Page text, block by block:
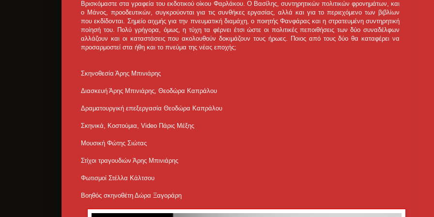
Βρισκόμαστε στα γραφεία του εκδοτικού οίκου Φαρλάκου. Ο Βασίλης, συντηρητικών πολιτικών φρονημάτων, και
ο Μάνος, προοδευτικών, συγκρούονται για τις συνθήκες εργασίας, αλλά και για το περιεχόμενο των βιβλίων
που εκδίδονται. Σημείο αιχμής για την πνευματική διαμάχη, ο ποιητής Φανφάρας και η στρατευμένη συντηρητική
ποίησή του. Πολύ γρήγορα, όμως, η τύχη τα φέρνει έτσι ώστε οι πολιτικές πεποιθήσεις των δύο συναδέλφων
αλλάζουν και οι καταστάσεις που ακολουθούν δοκιμάζουν τους ήρωες. Ποιος από τους δύο θα καταφέρει να
προσαρμοστεί στα ήθη και το πνεύμα της νέας εποχής;
Σκηνοθεσία Άρης Μπινιάρης
Διασκευή Άρης Μπινιάρης, Θεοδώρα Καπράλου
Δραματουργική επεξεργασία Θεοδώρα Καπράλου
Σκηνικά, Κοστούμια, Video Πάρις Μέξης
Μουσική Φώτης Σιώτας
Στίχοι τραγουδιών Άρης Μπινιάρης
Φωτισμοί Στέλλα Κάλτσου
Βοηθός σκηνοθέτη Δώρα Ξαγοράρη